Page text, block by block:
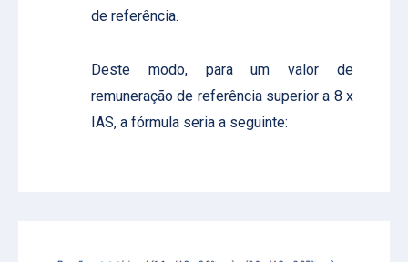
de referência.
Deste modo, para um valor de
remuneração de referência superior a 8 x
IAS, a fórmula seria a seguinte: